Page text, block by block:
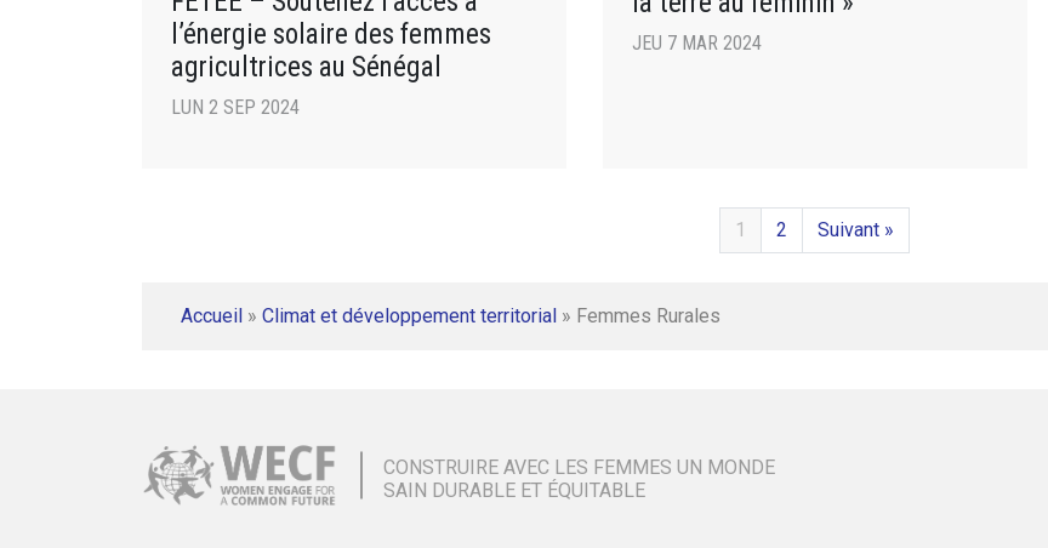
l’énergie solaire des femmes
agricultrices au Sénégal
LUN 2 SEP 2024
JEU 7 MAR 2024
1 2 Suivant »
Accueil » Climat et développement territorial » Femmes Rurales
CONSTRUIRE AVEC LES FEMMES UN MONDE
SAIN DURABLE ET ÉQUITABLE